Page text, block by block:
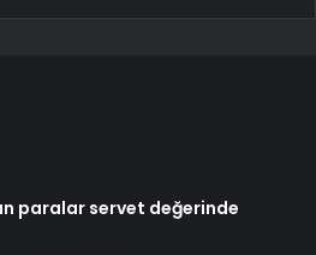
paralar servet değerinde